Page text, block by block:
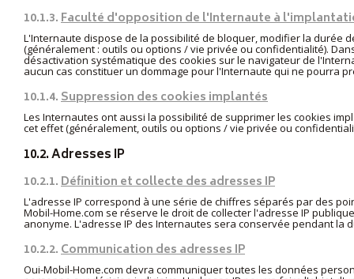
10.1.3.Faculté d'opposition de l'Internaute à
L'Internaute dispose de la possibilité de bloquer, modifier la durée
(généralement : outils ou options / vie privée ou confidentialité).
désactivation systématique des cookies sur le navigateur de
aucun cas constituer un dommage pour l'Internaute qui ne pourra
10.1.4.Suppression des cookies implantés
Les Internautes ont aussi la possibilité de supprimer les cookies
cet effet (généralement, outils ou options / vie privée ou
10.2. Adresses IP
10.2.1.Définition et collecte des adresses IP
L'adresse IP correspond à une série de chiffres séparés par des
Mobil-Home.com se réserve le droit de collecter l'adresse IP
anonyme. L'adresse IP des Internautes sera conservée pendant la
10.2.2.Communication des adresses IP
Oui-Mobil-Home.com devra communiquer toutes les données